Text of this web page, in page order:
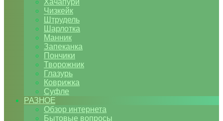
Хачапури
Чизкейк
Штрудель
Шарлотка
Манник
Запеканка
Пончики
Творожник
Глазурь
Коврижка
Суфле
РАЗНОЕ
Обзор интернета
Бытовые вопросы